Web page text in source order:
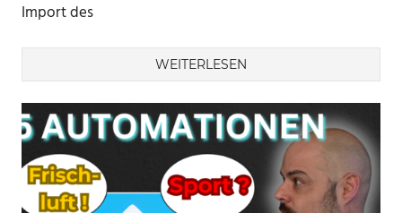
Import des
WEITERLESEN